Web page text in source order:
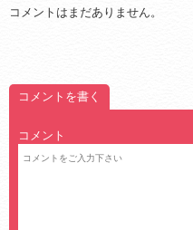
コメントはまだありません。
コメントを書く
コメント